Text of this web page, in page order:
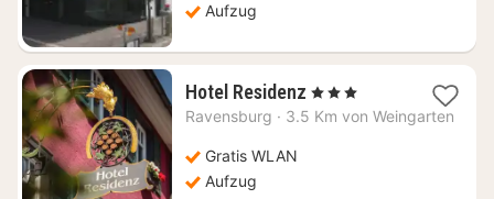
Aufzug
Hotel Residenz 1
Nacht
, 3 Sterne
Ravensburg · 3.5 Km von Weingarten
Gratis WLAN
Aufzug